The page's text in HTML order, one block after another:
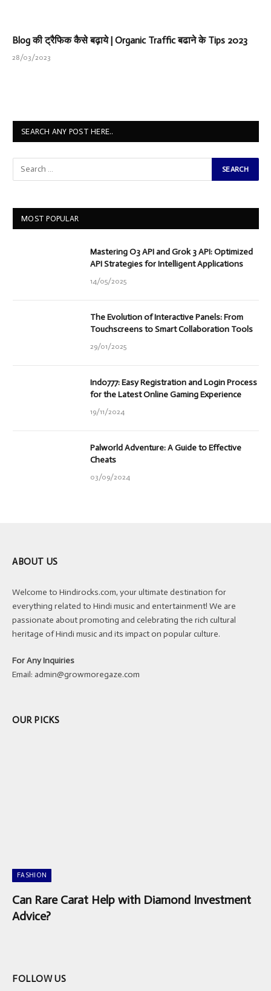
Blog की ट्रैफिक कैसे बढ़ाये | Organic Traffic बढाने के Tips 2023
28/03/2023
SEARCH ANY POST HERE..
MOST POPULAR
Mastering O3 API and Grok 3 API: Optimized
API Strategies for Intelligent Applications
14/05/2025
The Evolution of Interactive Panels: From
Touchscreens to Smart Collaboration Tools
29/01/2025
Indo777: Easy Registration and Login Process
for the Latest Online Gaming Experience
19/11/2024
Palworld Adventure: A Guide to Effective
Cheats
03/09/2024
ABOUT US
Welcome to Hindirocks.com, your ultimate destination for
everything related to Hindi music and entertainment! We are
passionate about promoting and celebrating the rich cultural
heritage of Hindi music and its impact on popular culture.
For Any Inquiries
Email: admin@growmoregaze.com
OUR PICKS
FASHION
Can Rare Carat Help with Diamond Investment
Advice?
FOLLOW US